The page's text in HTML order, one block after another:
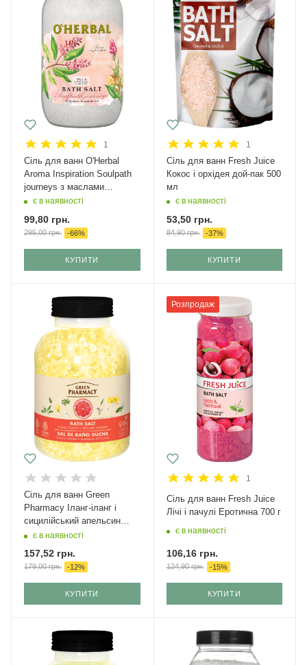
1
Сіль для ванн O'Herbal
Aroma Inspiration Soulpath
journeys з маслами
сандалу і кедра 1100 г
є в наявності
99,80 грн.
295,00грн. -66%
КУПИТИ
1
Сіль для ванн Fresh Juice
Кокос і орхідея дой-пак 500
мл
є в наявності
53,50грн.
84,90грн. -37%
КУПИТИ
Сіль для ванн Green
Pharmacy Іланг-іланг і
сицилійський апельсин
1000 г
є в наявності
157,52 грн.
179,00грн. -12%
КУПИТИ
Розпродаж
1
Сіль для ванн Fresh Juice
Лічі і пачулі Еротична 700 г
є в наявності
106,16грн.
124,90грн. -15%
КУПИТИ